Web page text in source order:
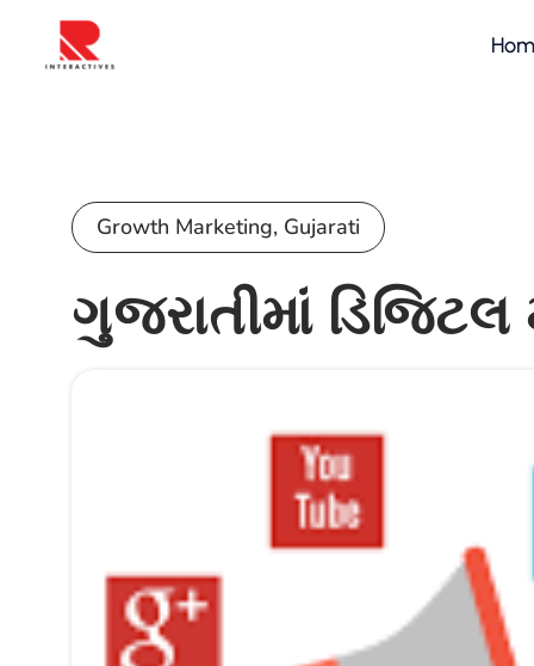
Growth Marketing, Gujarati
ગુજરાતીમાં